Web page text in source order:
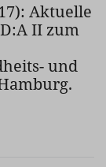
Aktuelle
II zum
und